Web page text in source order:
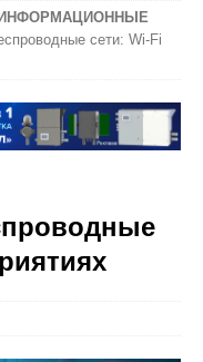
ИНФОРМАЦИОННЫЕ
сети: Wi-Fi